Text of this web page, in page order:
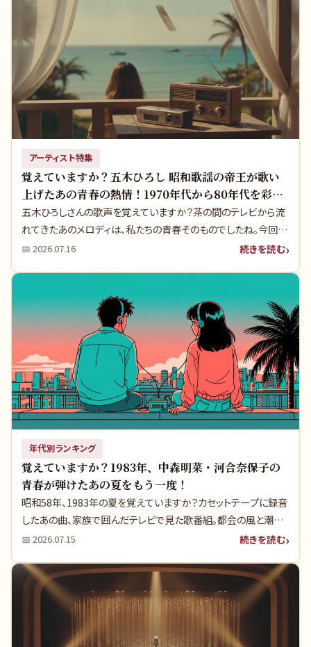
た真実があったのです。
アーティスト特集
覚えていますか？五木ひろし 昭和歌謡の帝王が歌い
上げたあの青春の熱情！1970年代から80年代を彩っ
た伝説の名曲たち
五木ひろしさんの歌声を覚えていますか？茶の間のテレビから流
れてきたあのメロディは、私たちの青春そのものでしたね。今回
は、彼の名曲に隠された感動秘話と、時代を超えて愛される理由
📅2026.07.16 続きを読む
年代別ランキング
覚えていますか？1983年、中森明菜・河合奈保子の
青春が弾けたあの夏をもう一度！
昭和58年、1983年の夏を覚えていますか？カセットテープに録音
したあの曲、家族で囲んだテレビで見た歌番組。都会の風と潮の
香りが混じり合う、そんな青春の輝きに満ちた夏でした。実はこの
夢を映し出す「深い背景」が隠されているのです。
📅2026.07.15 続きを読む